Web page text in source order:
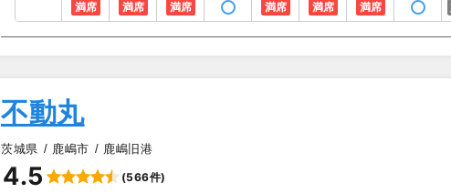
満席 満席 満席 満席 満席 満席
不動丸
茨城県 鹿嶋市 鹿嶋旧港
4.5 (566件)